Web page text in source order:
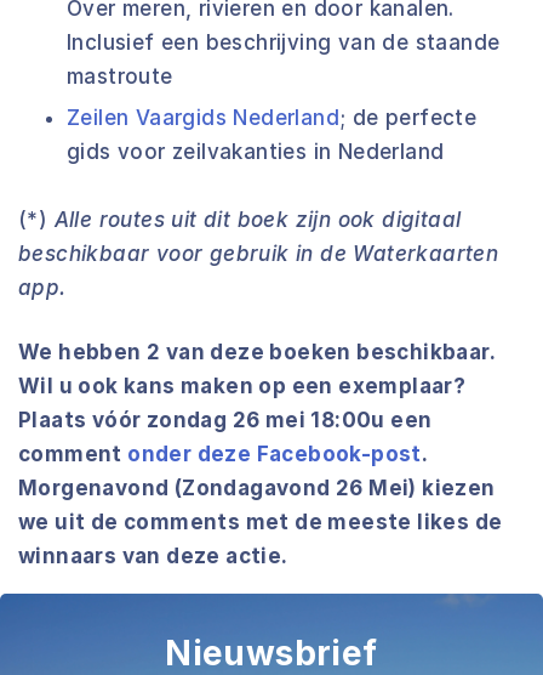
Over meren, rivieren en door kanalen.
Inclusief een beschrijving van de staande
mastroute
Zeilen Vaargids Nederland ; de perfecte
gids voor zeilvakanties in Nederland
(*) Alle routes uit dit boek zijn ook digitaal
beschikbaar voor gebruik in de Waterkaarten
app.
We hebben 2 van deze boeken beschikbaar.
Wil u ook kans maken op een exemplaar?
Plaats vóór zondag 26 mei 18:00u een
comment onder deze Facebook-post.
Morgenavond (Zondagavond 26 Mei) kiezen
we uit de comments met de meeste likes de
winnaars van deze actie.
Nieuwsbrief